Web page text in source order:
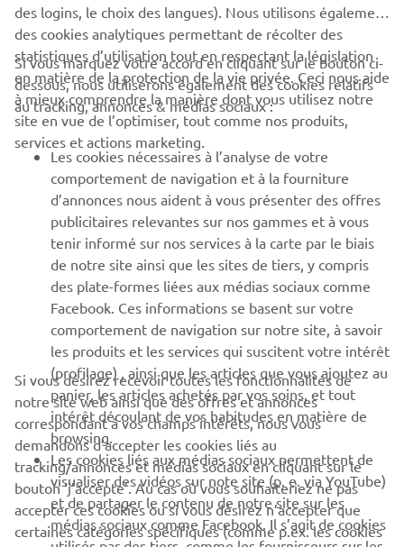
CORPORATE
BUSINESS
PLUS DE YAMAHA
SOUTIEN
BULLETIN
Soyez le premier à connaître les dernières offres, les événements
spéciaux, les nouveautés et bien plus encore
S'ABONNER
Lisez notre politique de confidentialité pour savoir comment
nous traitons vos données personnelles :Politique de
Confidentialité
des logins, le choix des langues). Nous utilisons également
des cookies analytiques permettant de récolter des
statistiques d’utilisation tout en respectant la législation
en matière de la protection de la vie privée. Ceci nous aide
à mieux comprendre la manière dont vous utilisez notre
site en vue de l’optimiser, tout comme nos produits,
services et actions marketing.
Si vous marquez votre accord en cliquant sur le bouton ci-
dessous, nous utiliserons également des cookies relatifs
au tracking, annonces & médias sociaux :
Les cookies nécessaires à l’analyse de votre
comportement de navigation et à la fourniture
d’annonces nous aident à vous présenter des offres
publicitaires relevantes sur nos gammes et à vous
tenir informé sur nos services à la carte par le biais
de notre site ainsi que les sites de tiers, y compris
des plate-formes liées aux médias sociaux comme
Facebook. Ces informations se basent sur votre
comportement de navigation sur notre site, à savoir
les produits et les services qui suscitent votre intérêt
(profilage) , ainsi que les articles que vous ajoutez au
panier, les articles achetés par vos soins, et tout
intérêt découlant de vos habitudes en matière de
browsing.
Les cookies liés aux médias sociaux permettent de
visualiser des vidéos sur note site (p. e. via YouTube)
et de partager le contenu de notre site sur les
médias sociaux comme Facebook. Il s’agit de cookies
Si vous désirez recevoir toutes les fonctionnalités de
notre site web ainsi que des offres et annonces
correspondant à vos champs intérêts, nous vous
demandons d’accepter les cookies liés au
tracking/annonces et médias sociaux en cliquant sur le
bouton ‘j’accepte’. Au cas où vous souhaiteriez ne pas
accepter ces cookies ou si vous désirez n’accepter que
certaines catégories spécifiques (comme p.ex. les cookies